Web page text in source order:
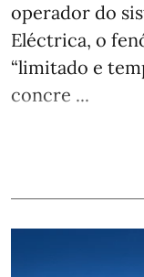
operador do
Eléctrica, o
“limitado e
concre ...